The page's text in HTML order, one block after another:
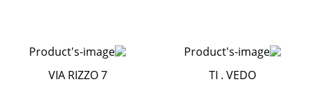
TI . VEDO
VIA RIZZO 7